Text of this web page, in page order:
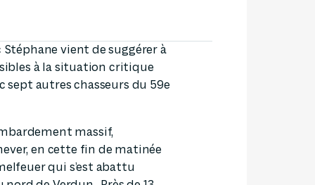
vient de suggérer à
à la situation critique
sept autres chasseurs du 59e
massif,
en cette fin de matinée
qui s’est abattu